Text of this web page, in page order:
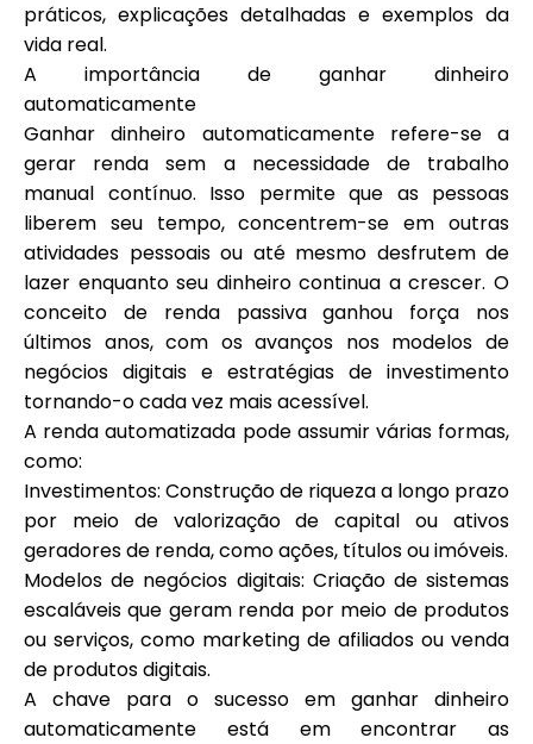
Blog
Contacte-nos
Ajuda
Minha Conta
ask@scrambleup.com
práticos, explicações detalhadas e exemplos da
vida real.
A importância de ganhar dinheiro
automaticamente
Ganhar dinheiro automaticamente refere-se a
gerar renda sem a necessidade de trabalho
manual contínuo. Isso permite que as pessoas
liberem seu tempo, concentrem-se em outras
atividades pessoais ou até mesmo desfrutem de
lazer enquanto seu dinheiro continua a crescer. O
conceito de renda passiva ganhou força nos
últimos anos, com os avanços nos modelos de
negócios digitais e estratégias de investimento
tornando-o cada vez mais acessível.
A renda automatizada pode assumir várias formas,
como:
Investimentos: Construção de riqueza a longo prazo
por meio de valorização de capital ou ativos
geradores de renda, como ações, títulos ou imóveis.
Modelos de negócios digitais: Criação de sistemas
escaláveis que geram renda por meio de produtos
ou serviços, como marketing de afiliados ou venda
de produtos digitais.
A chave para o sucesso em ganhar dinheiro
automaticamente está em encontrar as